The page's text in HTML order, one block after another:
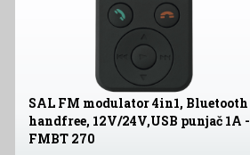
SAL FM modulator 4in1, Bluetooth
handfree, 12V/24V,USB punjač 1A -
FMBT 270